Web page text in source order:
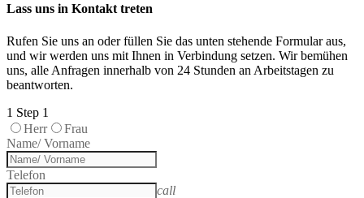
Lass uns in Kontakt treten
Rufen Sie uns an oder füllen Sie das unten stehende Formular aus,
und wir werden uns mit Ihnen in Verbindung setzen. Wir bemühen
uns, alle Anfragen innerhalb von 24 Stunden an Arbeitstagen zu
beantworten.
1 Step 1
Herr
Frau
Name/ Vorname
Telefon
call